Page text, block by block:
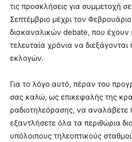
τις προσκλήσεις για συμμετοχή
Σεπτέμβριο μέχρι τον
διακαναλικών debate, που έχουν
τελευταία χρόνια να
εκλογών.
Για το λόγο αυτό, πέραν του
σας καλώ, ως επικεφαλής της
ραδιοτηλεόρασης, να αναλάβετε
εξαντλήσετε όλα τα περιθώρια
υπόλοιπους τηλεοπτικούς